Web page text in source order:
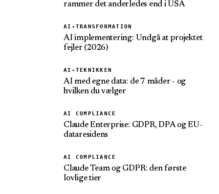
rammer det anderledes end i USA
AI-TRANSFORMATION
AI implementering: Undgå at projektet
fejler (2026)
AI-TEKNIKKEN
AI med egne data: de 7 måder - og
hvilken du vælger
AI COMPLIANCE
Claude Enterprise: GDPR, DPA og EU-
dataresidens
AI COMPLIANCE
Claude Team og GDPR: den første
lovlige tier